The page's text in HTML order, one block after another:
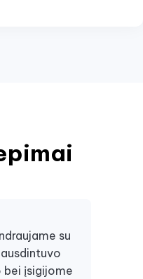
su
bei įsigijome